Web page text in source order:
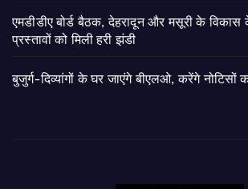
एमडीडीए बोर्ड बैठक, देहरादून और मसूरी के
प्रस्तावों को मिली हरी झंडी
बुजुर्ग-दिव्यांगों के घर जाएंगे बीएलओ, करेंगे नोटिसों